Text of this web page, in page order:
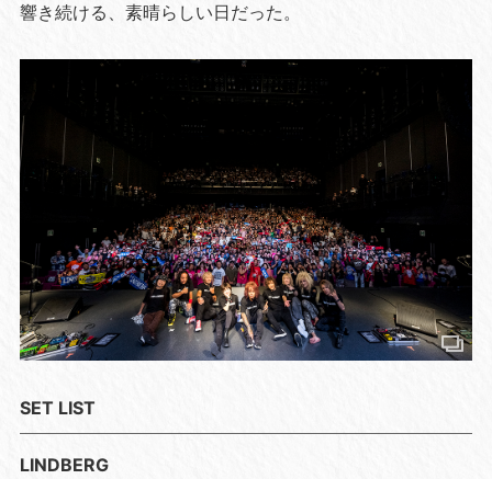
響き続ける、素晴らしい日だった。
SET LIST
LINDBERG